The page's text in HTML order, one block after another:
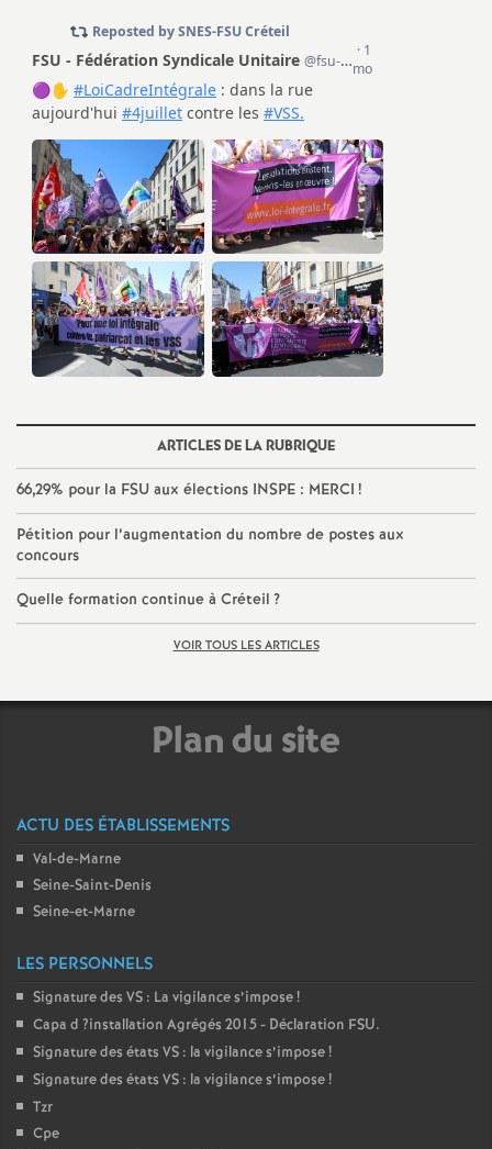
i
g
n
e
m
e
n
t
s
d
e
e
d
e
ARTICLES DE LA RUBRIQUE
66,29% pour la FSU aux élections INSPE : MERCI !
Pétition pour l’augmentation du nombre de postes aux
concours
Quelle formation continue à Créteil ?
VOIR TOUS LES ARTICLES
Plan du site
ACTU DES ÉTABLISSEMENTS
Val-de-Marne
Seine-Saint-Denis
Seine-et-Marne
LES PERSONNELS
Signature des VS : La vigilance s’impose!
Capa d ?installation Agrégés 2015 - Déclaration FSU.
Signature des états VS : la vigilance s’impose!
Signature des états VS : la vigilance s’impose!
Tzr
Cpe